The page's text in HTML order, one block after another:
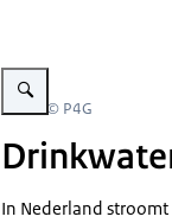
Vergroot afbeelding
Beeld: © P4G
In Nederland